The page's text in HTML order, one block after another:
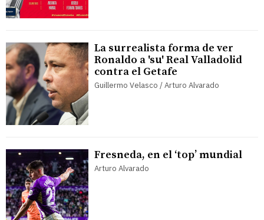
La surrealista forma de ver
Ronaldo a 'su' Real Valladolid
contra el Getafe
Guillermo Velasco / Arturo Alvarado
Fresneda, en el ‘top’ mundial
Arturo Alvarado